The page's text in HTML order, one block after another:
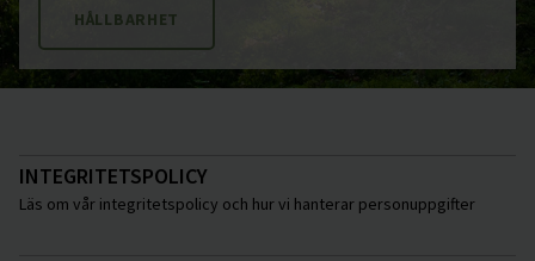
HÅLLBARHET
INTEGRITETSPOLICY
Läs om vår integritetspolicy och hur vi hanterar personuppgifter